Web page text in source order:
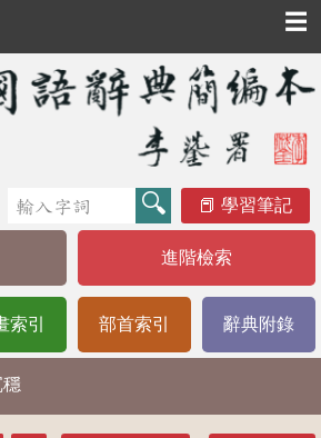
☰
學習筆記
進階檢索
索引 部首索引 辭典附錄
穩